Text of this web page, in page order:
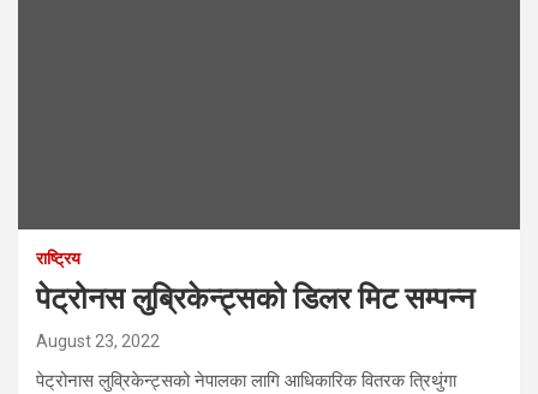
राष्ट्रिय
पेट्रोनस लुब्रिकेन्ट्सको डिलर मिट सम्पन्न
August 23, 2022
पेट्रोनास लुव्रिकेन्ट्सको नेपालका लागि आधिकारिक वितरक त्रिथुंगा